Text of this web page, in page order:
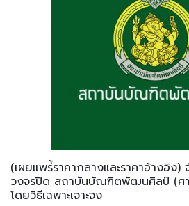
(เผยแพร่้ราคากลางและราคาอ้างอิง)
วงจรปิด สถาบันบัณฑิตพัฒนศิลป์ (ศา
โดยวิธีเฉพาะเจาะจง